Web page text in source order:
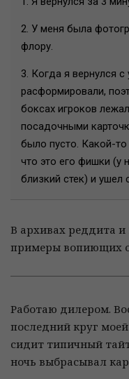
2. У меня была
флору.
3. Когда я вернулся
расформировали,
боксах игроков
посадочными
было пусто. Какой-
что это его фишки (у
близкий стек) и ушел
В архивах реддита
примеры вопиющих
Работаю дилером.
последний круг
сидит типичный
ночь выбрасывал